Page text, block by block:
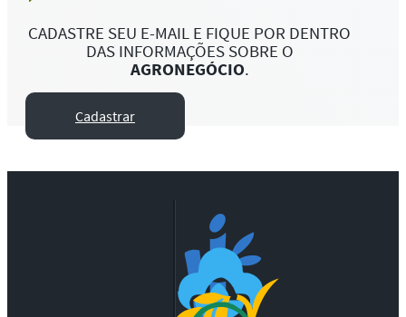
CADASTRE SEU E-MAIL E FIQUE POR DENTRO
DAS INFORMAÇÕES SOBRE O
AGRONEGÓCIO.
Cadastrar